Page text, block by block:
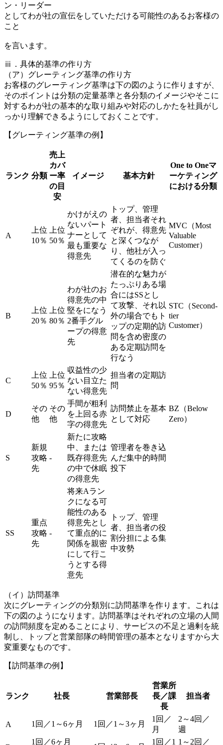
ン・リーダー
としてわが社の宣伝をしていただける可能性のあるお客様の
こと
を言います。
ⅲ．具体的基準の作り方
（ア）グレーティング基準の作り方
お客様のグレーティング基準は下の図のように作りますが、
そのポイントは分類の定量基準と各分類のイメージやそこに
対するわが社の基本的な取り組みや対応のしかたを社員がし
っかり理解できるようにしておくことです。
【グレーティング基準の例】
ランク 分類
売上
カバ
ー率
の目
安
イメージ 基本方針
One to Oneマ
ーケティング
における分類
A
上位
10％
上位
50％
かけがえの
ないパート
ナーとして
最も重要な
得意先
トップ、管理
者、担当者それ
ぞれが、得意先
と深くつなが
り、他社が入っ
てくるのを防ぐ
MVC（Most
Valuable
Customer）
B
上位
20％
上位
80％
わが社のお
得意先の中
堅をになう
2番手グル
ープの得意
先
潜在的な魅力が
たっぷりある場
合にはSSとし
て攻撃、それ以
外の場合でもト
ップの定期的訪
問を含め密度の
ある定期訪問を
行なう
STC（Second-
tier
Customer）
C
上位
50％
上位
95％
収益性の少
ない目立た
ない得意先
担当者の定期訪
問
D
その
他
その
他
手間が粗利
を上回る赤
字の得意先
訪問禁止を基本
として対応
BZ（Below
Zero）
S
新規
攻略
先
-
新たに攻略
中、または
既存得意先
の中で休眠
の得意先
管理者を巻き込
んだ集中的時間
投下
SS
重点
攻略
先
-
将来Aラン
クになる可
能性のある
得意先とし
て重点的に
関係を親密
にして行こ
うとする得
意先
トップ、管理
者、担当者の役
割分担による集
中攻勢
（イ）訪問基準
次にグレーティングの分類別に訪問基準を作ります。これは
下の図のようになります。訪問基準はそれぞれの立場の人間
の訪問頻度を定めることにより、サービスの不足と過剰を統
制し、トップと営業部隊の時間管理の基本となりますから大
変重要なものです。
【訪問基準の例】
ランク 社長 営業部長
営業所
長／課
長
担当者
A 1回／1～6ヶ月 1回／1～3ヶ月
1回／
月
2～4回／
週
1回／6ヶ月 1回／1 1～2回／